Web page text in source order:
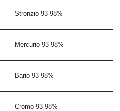
Stronzio 93-98%
Mercurio 93-98%
Bario 93-98%
Cromo 93-98%